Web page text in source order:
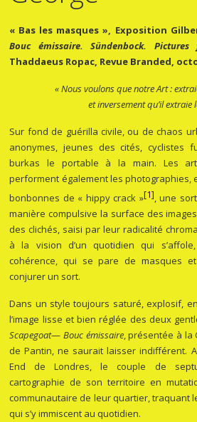
« Bas les masques », Exposition
Bouc émissaire. Sündenbock.
Thaddaeus Ropac, Revue Branded,
« Nous voulons que notre Art :
et inversementqu’il
Sur fond de guérilla civile, ou de chaos
anonymes, jeunes des cités, cyclistes
burkas le portable à la main. Les
performent également les photographies,
bonbonnes de « hippy crack »[1], une
manière compulsive la surface des
des clichés, saisi par leur radicalité
à la vision d’un quotidien qui
cohérence, qui se pare de masques
conjurer un sort.
Dans un style toujours saturé, explosif,
l’image lisse et bien réglée des deux
Scapegoat— Bouc émissaire, présentée à la
de Pantin, ne saurait laisser indifférent.
End de Londres, le couple de
cartographie de son territoire en
communautaire de leur quartier, traquant
qui s’y immiscent au quotidien.